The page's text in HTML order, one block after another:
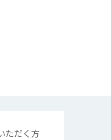
ただく方